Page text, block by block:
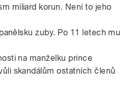
miliard korun. Není to jeho
zuby. Po 11 letech mu
na manželku prince
skandálům ostatních členů